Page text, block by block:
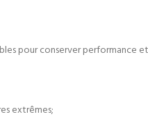
pour conserver performance
extrêmes;